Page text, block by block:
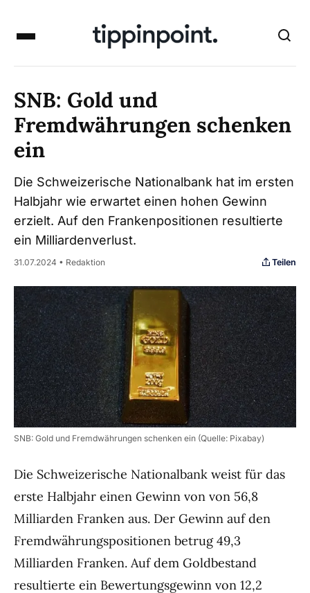
SNB: Gold und
Fremdwährungen schenken
ein
Die Schweizerische Nationalbank hat im ersten
Halbjahr wie erwartet einen hohen Gewinn
erzielt. Auf den Frankenpositionen resultierte
ein Milliardenverlust.
31.07.2024 • Redaktion Teilen
SNB: Gold und Fremdwährungen schenken ein (Quelle: Pixabay)
Die Schweizerische Nationalbank weist für das
erste Halbjahr einen Gewinn von von 56,8
Milliarden Franken aus. Der Gewinn auf den
Fremdwährungspositionen betrug 49,3
Milliarden Franken. Auf dem Goldbestand
resultierte ein Bewertungsgewinn von 12,2